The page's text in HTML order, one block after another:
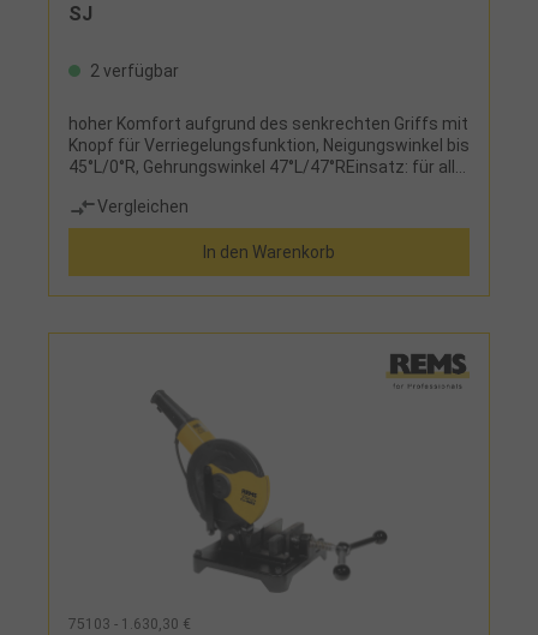
SJ
2 verfügbar
hoher Komfort aufgrund des senkrechten Griffs mit
Knopf für Verriegelungsfunktion, Neigungswinkel bis
45°L/0°R, Gehrungswinkel 47°L/47°REinsatz: für alle
der Baustelle dank des geringen Gewichts und der
kompakten BauweiseLieferumfang:2 HM-
Kreissägeblätter 24 Zähne und
Innensechskantschlüssel
Vergleichen
In den Warenkorb
75103 - 1.630,30 €